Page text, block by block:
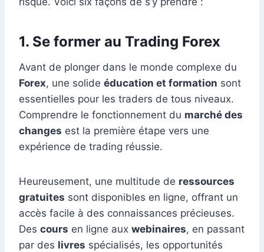
1. Se former au Trading Forex
Avant de plonger dans le monde complexe du
Forex, une solide éducation et formation sont
essentielles pour les traders de tous niveaux.
Comprendre le fonctionnement du marché des
changes est la première étape vers une
expérience de trading réussie.
Heureusement, une multitude de ressources
gratuites sont disponibles en ligne, offrant un
accès facile à des connaissances précieuses.
Des cours en ligne aux webinaires, en passant
par des livres spécialisés, les opportunités